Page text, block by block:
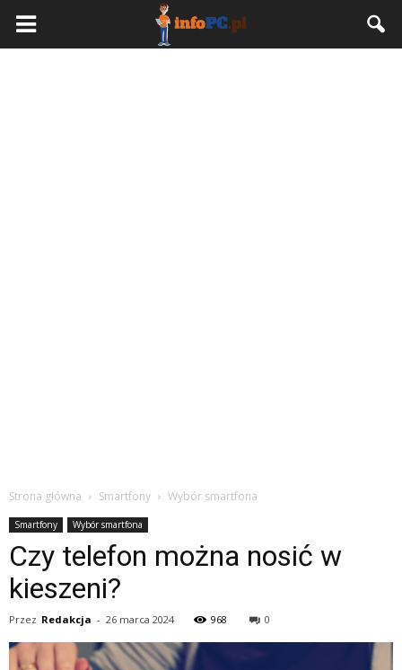
Strona główna Smartfony Wybór smartfona
Smartfony Wybór smartfona
Czy telefon można nosić w
kieszeni?
Przez Redakcja - 26 marca 2024 968 0